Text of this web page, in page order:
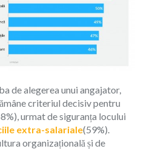
de alegerea unui angajator,
criteriul decisiv pentru
urmat de siguranța locului
extra-salariale(59%).
organizațională și de